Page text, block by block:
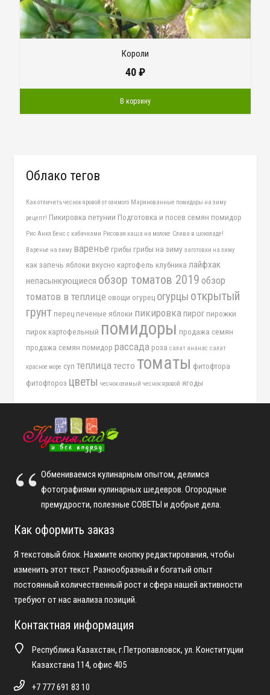
Короли
40₽
В корзину
Облако тегов
Как отличить чеснок яровой от озимого Маринованные помидоры на зиму
рецепт! Пикировка петунии Подготовка и посев семян помидор
Рис Анкл Бенс с кабачками Рисовая каша на молоке Слива в шоколаде!
Варенье на зиму варенье грибы грибы на зиму заготовки на зиму
как запечь яблоки вкусно картофель клубника лайфхак
непасынкующиеся обзор томатов 2019 обзор
томатов в теплице овощи огурец огурцы открытый
грунт перец печеные яблоки пикировка пирог пирожки
пирок картофельный помидоры продажа семян
продажа семян помидор рассада роза салат ананас салат
красное море суп теплица тесто томаты фитофтора
фитофтороз цветы чеснок озимый чеснок яровой ягоды
Обмениваемся кулинарным опытом, делимся
фотографиями кулинарных шедевров. Огородные
премудрости, полезные СОВЕТЫ и добрые дела.
Как оформить заказ
Я текстовый блок. Нажмите кнопку редактирования, чтобы
изменить этот текст. Разнообразный и богатый опыт
постоянный количественный рост и сфера нашей активности
требуют от нас анализа позиций.
Контактная информация
Республика Казахстан, г.Петропавловск, ул. Конституции
Казахстана 114, офис 405
+7 777 691 83 10